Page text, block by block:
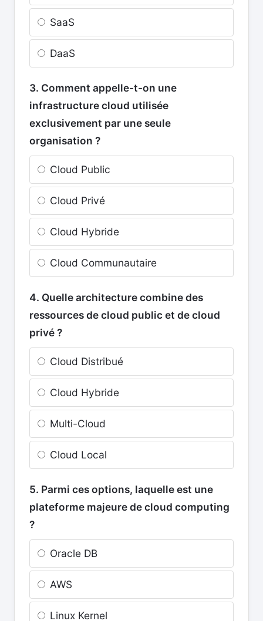
SaaS
DaaS
3. Comment appelle-t-on une
infrastructure cloud utilisée
exclusivement par une seule
organisation ?
Cloud Public
Cloud Privé
Cloud Hybride
Cloud Communautaire
4. Quelle architecture combine des
ressources de cloud public et de cloud
privé ?
Cloud Distribué
Cloud Hybride
Multi-Cloud
Cloud Local
5. Parmi ces options, laquelle est une
plateforme majeure de cloud computing
?
Oracle DB
AWS
Linux Kernel